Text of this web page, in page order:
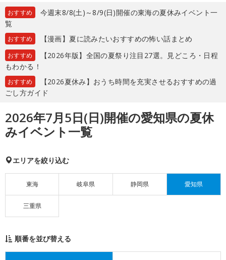
おすすめ
今週末8/8(土)～8/9(日)開催の東海の夏休みイベント一
覧
おすすめ 【漫画】夏に読みたいおすすめの怖い話まとめ
おすすめ
【2026年版】全国の夏祭り注目27選。見どころ・日程
もわかる！
おすすめ
【2026夏休み】おうち時間を充実させるおすすめの過
ごし方ガイド
2026年7月5日(日)開催の愛知県の夏休
みイベント一覧
エリアを絞り込む
東海 岐阜県 静岡県 愛知県
三重県
順番を並び替える